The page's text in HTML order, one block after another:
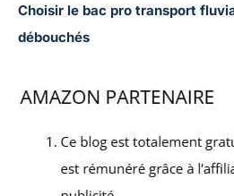
Choisir le bac pro transport
débouchés